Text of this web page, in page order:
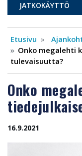
JATKOKÄYTTÖ
Etusivu
Onko megalehti
tulevaisuutta?
Onko
16.9.2021